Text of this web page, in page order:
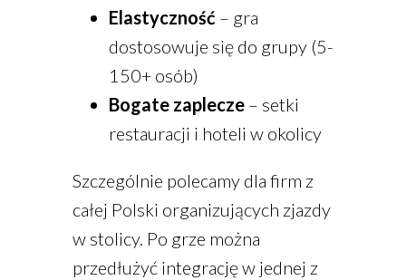
Elastyczność – gra
dostosowuje się do grupy (5-
150+ osób)
Bogate zaplecze – setki
restauracji i hoteli w okolicy
Szczególnie polecamy dla firm z
całej Polski organizujących zjazdy
w stolicy. Po grze można
przedłużyć integrację w jednej z